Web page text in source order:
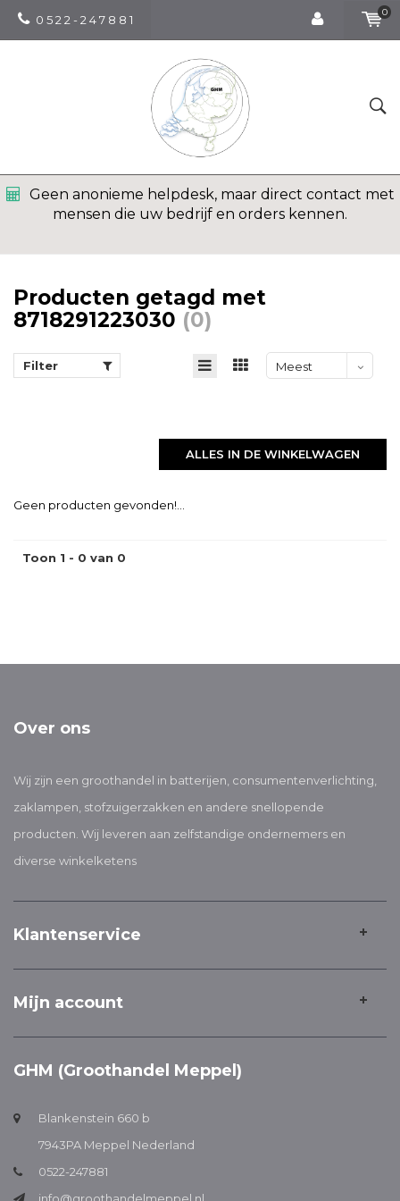
0 5 2 2 - 2 4 7 8 8 1
0
Geen anonieme helpdesk, maar direct contact met
mensen die uw bedrijf en orders kennen.
Producten getagd met
8718291223030 (0)
Filter
Meest
ALLES IN DE WINKELWAGEN
Geen producten gevonden!...
Toon 1 - 0 van 0
Over ons
Wij zijn een groothandel in batterijen, consumentenverlichting,
zaklampen, stofzuigerzakken en andere snellopende
producten. Wij leveren aan zelfstandige ondernemers en
diverse winkelketens
Klantenservice
Mijn account
GHM (Groothandel Meppel)
Blankenstein 660 b
7943PA Meppel Nederland
0522-247881